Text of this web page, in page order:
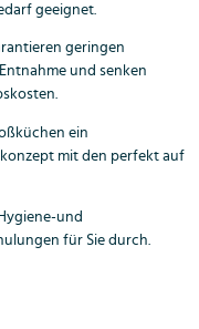
geeignet.
geringen
und senken
ein
mit den perfekt auf
und
für Sie durch.